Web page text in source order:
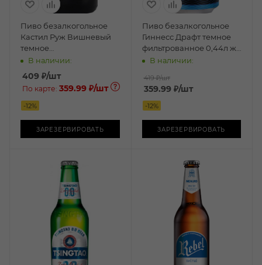
Пиво безалкогольное
Кастил Руж Вишневый
темное
нефильтрованное 0,33л
В наличии:
409 ₽/шт
По карте: 359.99 ₽/шт
-12%
ЗАРЕЗЕРВИРОВАТЬ
Пиво безалкогольное
Гиннесс Драфт темное
фильтрованное 0,44л ж/
б В наличии:
419 ₽/шт
359.99₽/шт
-12%
ЗАРЕЗЕРВИРОВАТЬ